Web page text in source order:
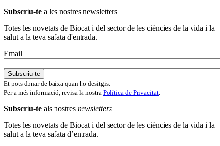
Subscriu-te a les nostres newsletters
Totes les novetats de Biocat i del sector de les ciències de la vida i la
salut a la teva safata d'entrada.
Email
Et pots donar de baixa quan ho desitgis.
Per a més informació, revisa la nostra Política de Privacitat.
Subscriu-te als nostres newsletters
Totes les novetats de Biocat i del sector de les ciències de la vida i la
salut a la teva safata d’entrada.